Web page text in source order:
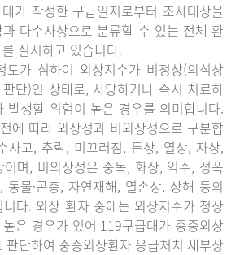
가 작성한 구급일지로부터 조사대상을
다수사상으로 분류할 수 있는 전체 환
실시하고 있습니다.
도가 심하여 외상지수가 비정상(의식상
단)인 상태로, 사망하거나 즉시 치료하
발생할 위험이 높은 경우를 의미합니다.
에 따라 외상성과 비외상성으로 구분합
사고, 추락, 미끄러짐, 둔상, 열상, 자상,
며, 비외상성은 중독, 화상, 익수, 성폭
동물·곤충, 자연재해, 열손상, 상해 등의
다. 외상 환자 중에는 외상지수가 정상
은 경우가 있어 119구급대가 중증외상
판단하여 중증외상환자 응급처치 세부상